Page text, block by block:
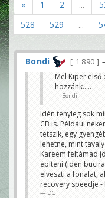
« 1 2 ...
528
529 ...
Bondi 1 890
Mel Kiper első
hozzánk.....
Bondi
Idén tényleg sok
CB is. Például
tetszik, egy
lehetne, mint
Kareem feltámad
építeni (idén
elveszti a fonalat,
recovery speedje -
DC